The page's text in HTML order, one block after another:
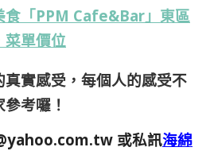
食「PPM Cafe&Bar」東區
菜單價位
實感受，每個人的感受不
考囉！
或私訊海綿